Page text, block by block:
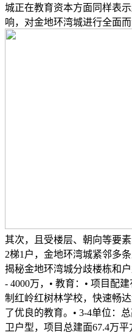
城正在教育资本方面同样表
响，对金地环湾城进行全面而
其次，且受楼层、朝向等要素
2梯1户，金地环湾城紧邻多
揭秘金地环湾城分歧楼栋和
- 4000万，• 教育：• 项目配
制红岭红树林学校，快速畅
了优良的教育。• 3-4单位：
卫户型，项目总建面67.4万